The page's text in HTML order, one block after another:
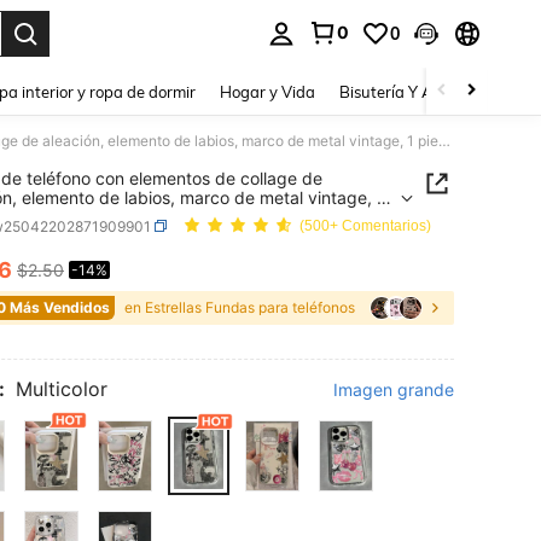
0 0
interior y ropa de dormir Hogar y Vida Bisutería Y Accesorios
Funda de teléfono con elementos de collage de aleación, elemento de labios, marco de metal vintage, 1 pieza transparente con patrón de collage personalizado en inglés con elementos de estrellas y bola de discoteca, compatible con iPhone 16 Pro Max, 17/16/15/14 Plus, 13/12/11, Air, regalo de cumpleaños, aniversario y celebración
teléfono con elementos de collage de
elemento de labios, marco de metal vintage, 1
con patrón de collage personalizado
con elementos de estrellas y bola de
compatible con iPhone 16 Pro Max,
14 Plus, 13/12/11, Air, regalo de cumpleaños,
y celebración
(500+ Comentarios)
AND AVAILABILITY
$2.50 -14%
Más Vendidos en Estrellas Fundas para teléfonos
Multicolor Imagen grande